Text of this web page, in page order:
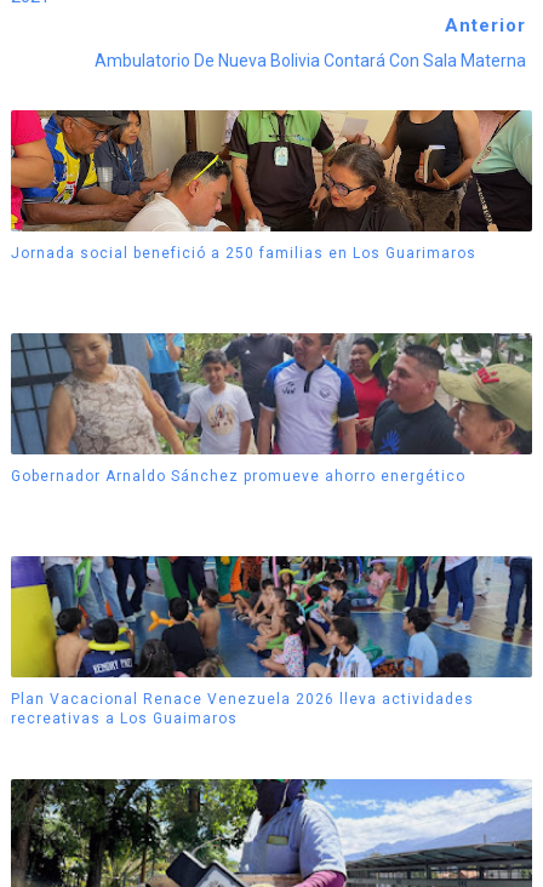
Anterior
Ambulatorio De Nueva Bolivia Contará Con Sala Materna
Jornada social benefició a 250 familias en Los Guarimaros
Gobernador Arnaldo Sánchez promueve ahorro energético
Plan Vacacional Renace Venezuela 2026 lleva actividades
recreativas a Los Guaimaros